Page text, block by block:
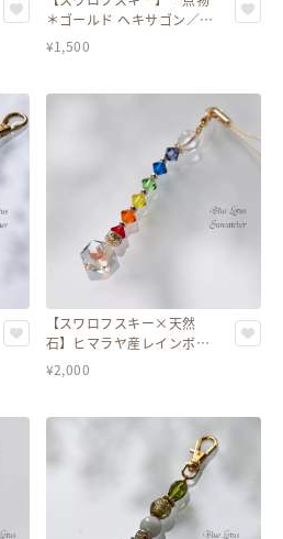
＊ゴールド ヘキサゴン／
2WAYサンキャッチャース
トラップ・チャーム
¥1,500
【スワロフスキー×天然
石】ヒマラヤ産レインボー
水晶＊チャクラカラーの
2WAYストラップ／チャー
¥2,000